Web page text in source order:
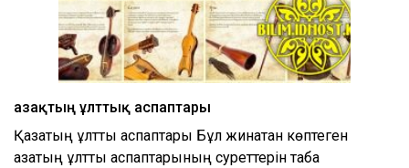
Қазақтың ұлттық аспаптары
Қазақтың ұлттық аспаптары Бұл жинақтан көптеген
қазақтың ұлттық аспаптарының суреттерін таба